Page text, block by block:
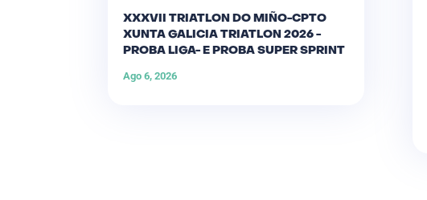
XXXVII TRIATLON DO MIÑO-CPTO
XUNTA GALICIA TRIATLON 2026 -
PROBA LIGA- E PROBA SUPER SPRINT
Ago 6, 2026